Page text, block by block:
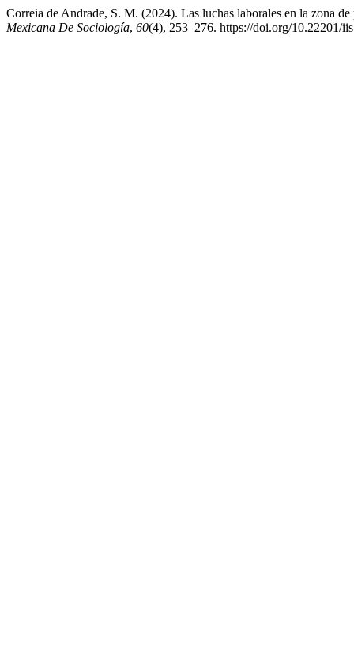
Correia de Andrade, S. M. (2024). Las luchas laborales en la zona
Mexicana De Sociología, 60(4), 253–276. https://doi.org/10.22201/